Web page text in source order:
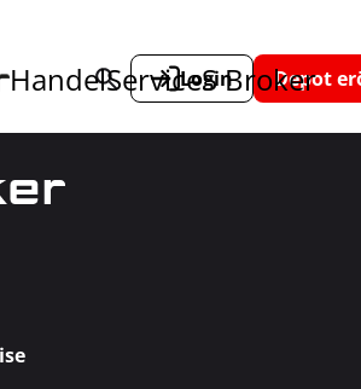
HandelServiceS Broker
Login Depot